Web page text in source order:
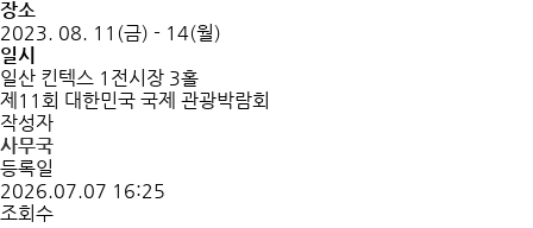
장소
2023. 08. 11(금) - 14(월)
일시
일산 킨텍스 1전시장 3홀
제11회 대한민국 국제 관광박람회
작성자
사무국
등록일
2026.07.07 16:25
조회수